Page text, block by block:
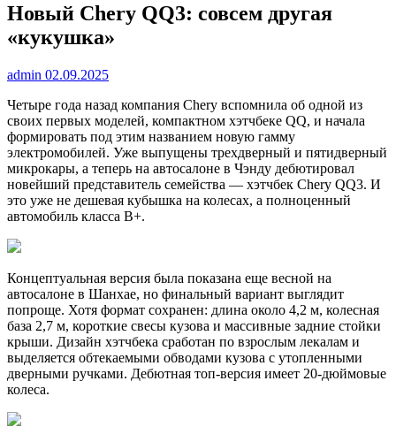
Новый Chery QQ3: совсем другая
«кукушка»
admin 02.09.2025
Четыре года назад компания Chery вспомнила об одной из
своих первых моделей, компактном хэтчбеке QQ, и начала
формировать под этим названием новую гамму
электромобилей. Уже выпущены трехдверный и пятидверный
микрокары, а теперь на автосалоне в Чэнду дебютировал
новейший представитель семейства — хэтчбек Chery QQ3. И
это уже не дешевая кубышка на колесах, а полноценный
автомобиль класса B+.
Концептуальная версия была показана еще весной на
автосалоне в Шанхае, но финальный вариант выглядит
попроще. Хотя формат сохранен: длина около 4,2 м, колесная
база 2,7 м, короткие свесы кузова и массивные задние стойки
крыши. Дизайн хэтчбека сработан по взрослым лекалам и
выделяется обтекаемыми обводами кузова с утопленными
дверными ручками. Дебютная топ-версия имеет 20-дюймовые
колеса.